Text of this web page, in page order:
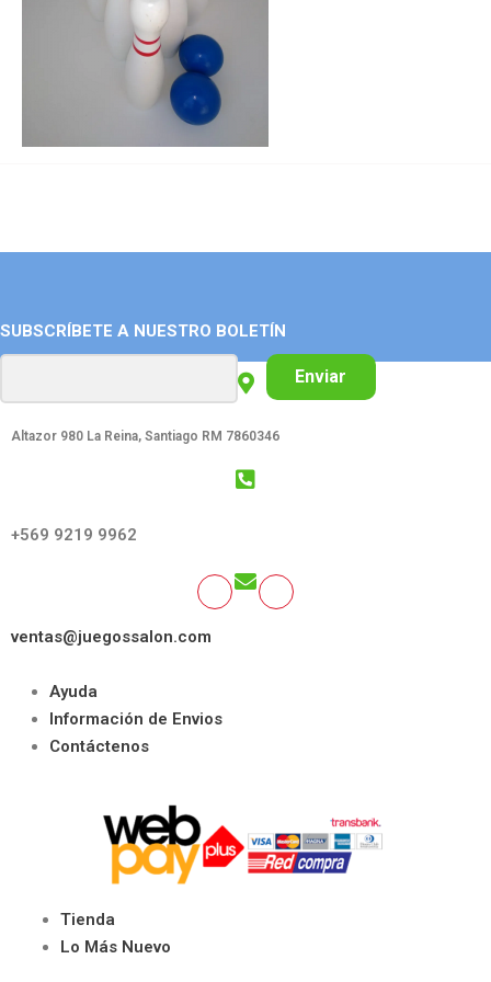
SUBSCRÍBETE A NUESTRO BOLETÍN
Enviar
Altazor 980 La Reina, Santiago RM 7860346
+569 9219 9962
ventas@juegossalon.com
Ayuda
Información de Envios
Contáctenos
Tienda
Lo Más Nuevo